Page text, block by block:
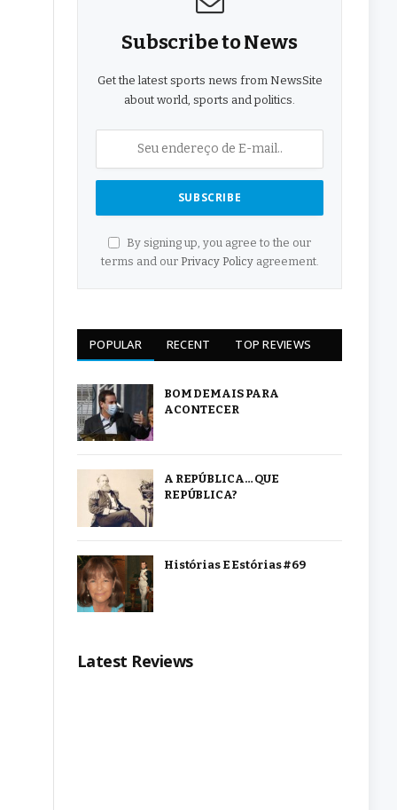
Subscribe to News
Get the latest sports news from NewsSite
about world, sports and politics.
By signing up, you agree to the our
terms and our Privacy Policyagreement.
POPULAR RECENT TOP REVIEWS
BOM DEMAIS PARA
ACONTECER
A REPÚBLICA… QUE
REPÚBLICA?
Histórias E Estórias #69
Latest Reviews